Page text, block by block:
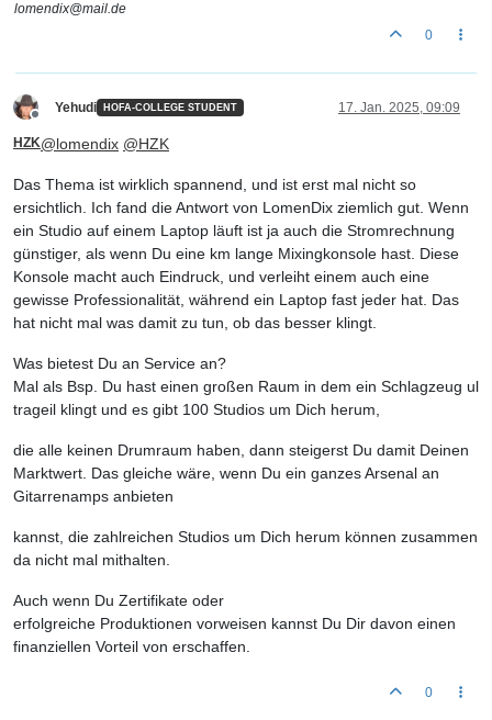
lomendix@mail.de
0
Yehudi HOFA-COLLEGE STUDENT 17. Jan. 2025, 09:09
@lomendix @HZK
HZK
Das Thema ist wirklich spannend, und ist erst mal nicht so
ersichtlich. Ich fand die Antwort von LomenDix ziemlich gut. Wenn
ein Studio auf einem Laptop läuft ist ja auch die Stromrechnung
günstiger, als wenn Du eine km lange Mixingkonsole hast. Diese
Konsole macht auch Eindruck, und verleiht einem auch eine
gewisse Professionalität, während ein Laptop fast jeder hat. Das
hat nicht mal was damit zu tun, ob das besser klingt.
Was bietest Du an Service an?
Mal als Bsp. Du hast einen großen Raum in dem ein Schlagzeug ul
trageil klingt und es gibt 100 Studios um Dich herum,
die alle keinen Drumraum haben, dann steigerst Du damit Deinen
Marktwert. Das gleiche wäre, wenn Du ein ganzes Arsenal an
Gitarrenamps anbieten
kannst, die zahlreichen Studios um Dich herum können zusammen
da nicht mal mithalten.
Auch wenn Du Zertifikate oder
erfolgreiche Produktionen vorweisen kannst Du Dir davon einen
finanziellen Vorteil von erschaffen.
0